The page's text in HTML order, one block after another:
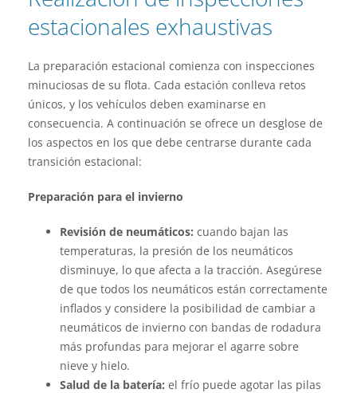
estacionales exhaustivas
La preparación estacional comienza con inspecciones
minuciosas de su flota. Cada estación conlleva retos
únicos, y los vehículos deben examinarse en
consecuencia. A continuación se ofrece un desglose de
los aspectos en los que debe centrarse durante cada
transición estacional:
Preparación para el invierno
Revisión de neumáticos: cuando bajan las
temperaturas, la presión de los neumáticos
disminuye, lo que afecta a la tracción. Asegúrese
de que todos los neumáticos están correctamente
inflados y considere la posibilidad de cambiar a
neumáticos de invierno con bandas de rodadura
más profundas para mejorar el agarre sobre
nieve y hielo.
Salud de la batería: el frío puede agotar las pilas